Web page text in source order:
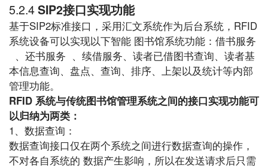
5.2.4SIP2接口实现功能
基于SIP2标准接口，采用汇文系统作为后台系统， RFID
系统设备可以实现以下智能 图书馆系统功能： 借书服务
、 还书服务 、 续借服务、 读者已借图书查询、 读者基
本信息查询、 盘点、查询、排序、上架以及统计等内部
管理功能。
RFID 系统与传统图书馆管理系统之间的接口实现功能可
以归纳为两类：
1 、数据查询：
数据查询接口仅在两个系统之间进行数据查询的操作，
不对各自系统的 数据产生影响，所以在发送请求后只需